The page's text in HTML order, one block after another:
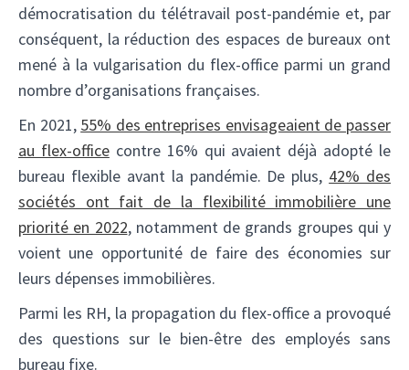
démocratisation du télétravail post-pandémie et, par
conséquent, la réduction des espaces de bureaux ont
mené à la vulgarisation du flex-office parmi un grand
nombre d’organisations françaises.
En 2021, 55% des entreprises envisageaient de passer
au flex-officecontre 16% qui avaient déjà adopté le
bureau flexible avant la pandémie. De plus, 42% des
sociétés ont fait de la flexibilité immobilière une
priorité en 2022, notamment de grands groupes qui y
voient une opportunité de faire des économies sur
leurs dépenses immobilières.
Parmi les RH, la propagation du flex-office a provoqué
des questions sur le bien-être des employés sans
bureau fixe.